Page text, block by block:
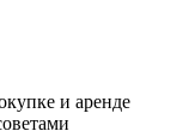
и аренде